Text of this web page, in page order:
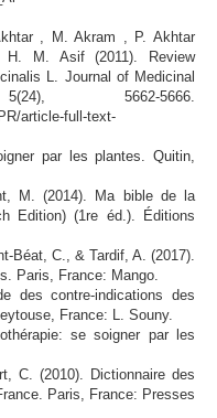
, M. Akram , P. Akhtar
M. Asif (2011). Review
L. Journal of Medicinal
5662-5666.
article-full-text-
par les plantes. Quitin,
M. (2014). Ma bible de la
Edition) (1re éd.). Éditions
Béat, C., & Tardif, A. (2017).
Paris, France: Mango.
des contre-indications des
France: L. Souny.
se soigner par les
C. (2010). Dictionnaire des
Paris, France: Presses